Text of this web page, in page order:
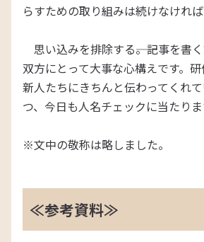
らすための取り組みは続けなければ
思い込みを排除する――。記事を書
双方にとって大事な心構えです。
新人たちにきちんと伝わってくれ
つ、今日も人名チェックに当たりま
※文中の敬称は略しました。
≪参考資料≫